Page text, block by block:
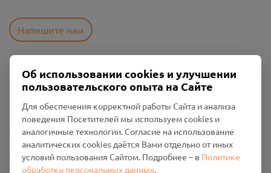
Напишите нам
Пользовательское соглашение
Политика конфиденциальности
Промо-материалы
Настройки cookies
Общество с ограниченной ответственностью «Смоленский
Проект Помним»
Об использовании cookies и улучшении
пользовательского опыта на Сайте
Для обеспечения корректной работы Сайта и анализа
поведения Посетителей мы используем cookies и
аналогичные технологии. Согласие на использование
аналитических cookies даётся Вами отдельно от иных
условий пользования Сайтом. Подробнее – в Политике
обработки персональных данных.